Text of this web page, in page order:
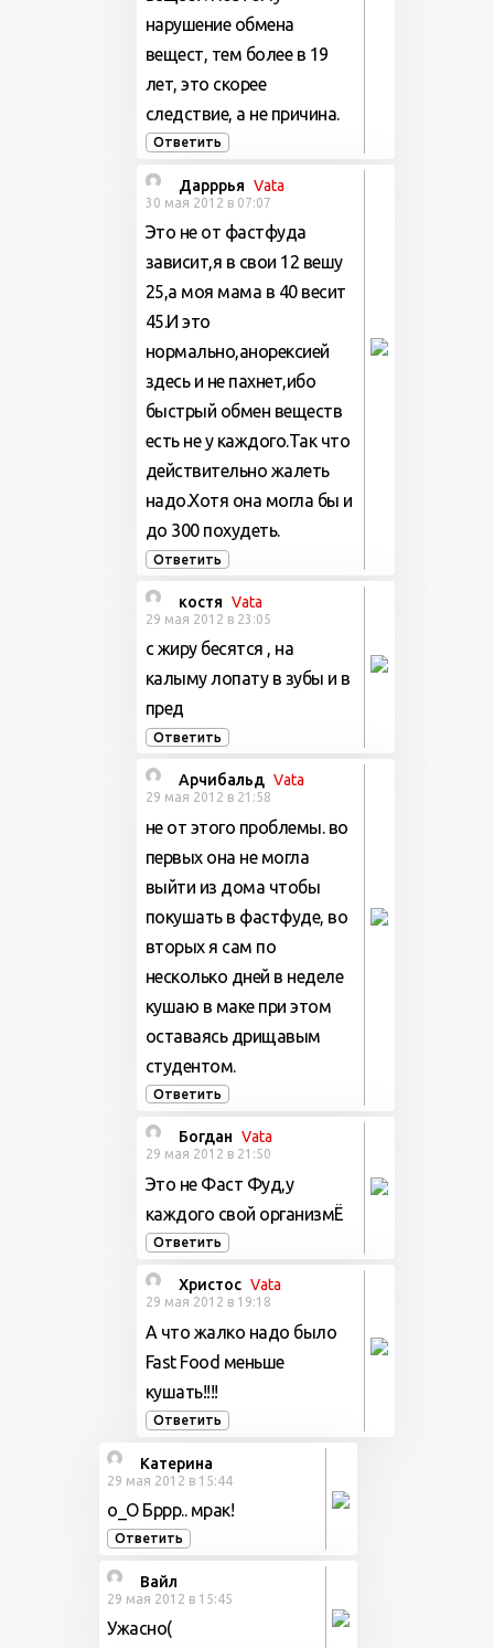
нарушение обмена
вещест, тем более в 19
лет, это скорее
следствие, а не причина.
Ответить
Дарррья Vata
30 мая 2012 в 07:07
Это не от фастфуда
зависит,я в свои 12 вешу
25,а моя мама в 40 весит
45.И это
нормально,анорексией
здесь и не пахнет,ибо
быстрый обмен веществ
есть не у каждого.Так что
действительно жалеть
надо.Хотя она могла бы и
до 300 похудеть.
Ответить
костя Vata
29 мая 2012 в 23:05
с жиру бесятся , на
калыму лопату в зубы и в
пред
Ответить
Арчибальд Vata
29 мая 2012 в 21:58
не от этого проблемы. во
первых она не могла
выйти из дома чтобы
покушать в фастфуде, во
вторых я сам по
несколько дней в неделе
кушаю в маке при этом
оставаясь дрищавым
студентом.
Ответить
Богдан Vata
29 мая 2012 в 21:50
Это не Фаст Фуд,у
каждого свой организмЁ
Ответить
Христос Vata
29 мая 2012 в 19:18
А что жалко надо было
Fast Food меньше
кушать!!!!
Ответить
Катерина
29 мая 2012 в 15:44
о_О Бррр.. мрак!
Ответить
Вайл
29 мая 2012 в 15:45
Ужасно(